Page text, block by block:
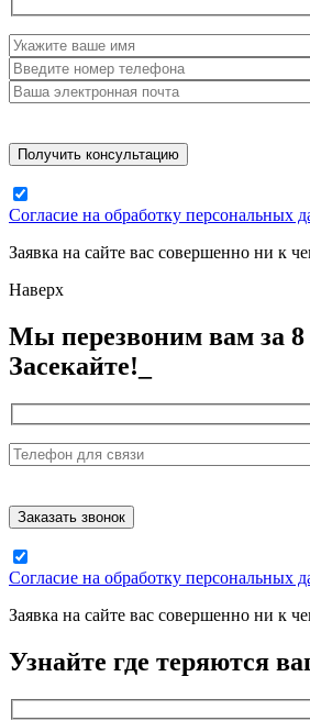
Согласие на обработку персональных
Заявка на сайте вас совершенно ни к
Наверх
Мы перезвоним вам за 8
Засекайте!_
Согласие на обработку персональных
Заявка на сайте вас совершенно ни к
Узнайте где теряются